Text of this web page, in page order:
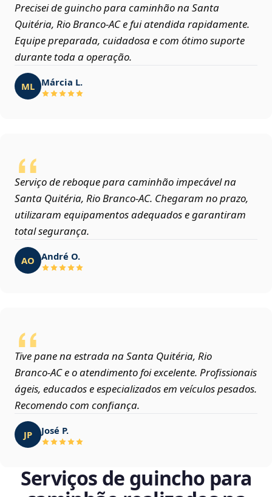
Precisei de guincho para caminhão na Santa
Quitéria, Rio Branco‑AC e fui atendida rapidamente.
Equipe preparada, cuidadosa e com ótimo suporte
durante toda a operação.
ML Márcia L.
Serviço de reboque para caminhão impecável na
Santa Quitéria, Rio Branco‑AC. Chegaram no prazo,
utilizaram equipamentos adequados e garantiram
total segurança.
AO André O.
Tive pane na estrada na Santa Quitéria, Rio
Branco‑AC e o atendimento foi excelente. Profissionais
ágeis, educados e especializados em veículos pesados.
Recomendo com confiança.
JP José P.
Serviços de guincho para